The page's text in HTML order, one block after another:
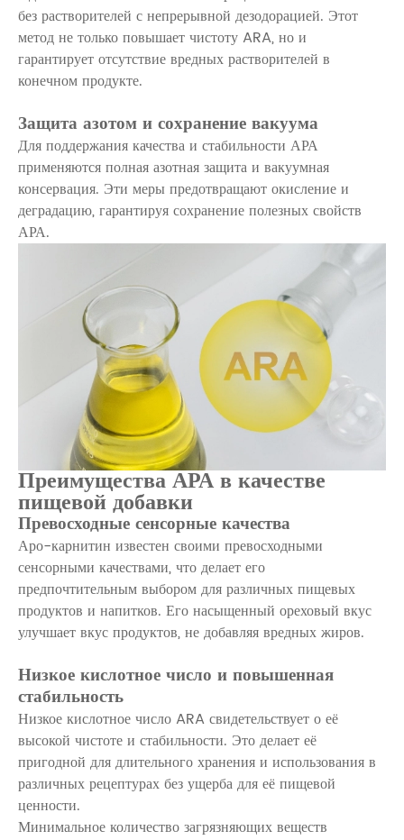
без растворителей с непрерывной дезодорацией. Этот
метод не только повышает чистоту ARA, но и
гарантирует отсутствие вредных растворителей в
конечном продукте.
Защита азотом и сохранение вакуума
Для поддержания качества и стабильности АРА
применяются полная азотная защита и вакуумная
консервация. Эти меры предотвращают окисление и
деградацию, гарантируя сохранение полезных свойств
АРА.
Преимущества АРА в качестве
пищевой добавки
Превосходные сенсорные качества
Аро-карнитин известен своими превосходными
сенсорными качествами, что делает его
предпочтительным выбором для различных пищевых
продуктов и напитков. Его насыщенный ореховый вкус
улучшает вкус продуктов, не добавляя вредных жиров.
Низкое кислотное число и повышенная
стабильность
Низкое кислотное число ARA свидетельствует о её
высокой чистоте и стабильности. Это делает её
пригодной для длительного хранения и использования в
различных рецептурах без ущерба для её пищевой
ценности.
Минимальное количество загрязняющих веществ